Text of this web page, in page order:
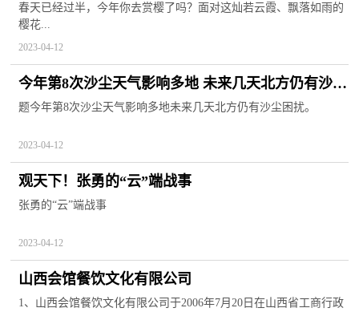
春天已经过半，今年你去赏樱了吗？面对这灿若云霞、飘落如雨的
樱花...
2023-04-12
今年第8次沙尘天气影响多地 未来几天北方仍有沙尘
困扰 天天快资讯
题今年第8次沙尘天气影响多地未来几天北方仍有沙尘困扰。
2023-04-12
观天下！张勇的“云”端战事
张勇的“云”端战事
2023-04-12
山西会馆餐饮文化有限公司
1、山西会馆餐饮文化有限公司于2006年7月20日在山西省工商行政